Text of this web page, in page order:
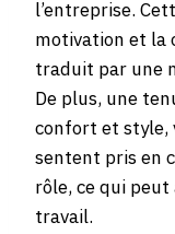
l’entreprise.
motivation et la
traduit par une
De plus, une
confort et style,
sentent pris en
rôle, ce qui
travail.